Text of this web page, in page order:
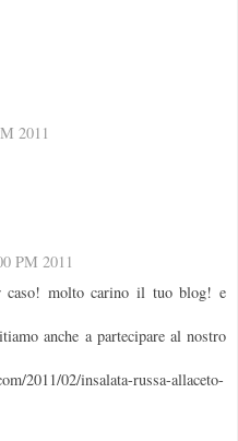
2011
PM 2011
caso! molto carino il tuo blog! e
anche a partecipare al nostro
2011/02/insalata-russa-allaceto-